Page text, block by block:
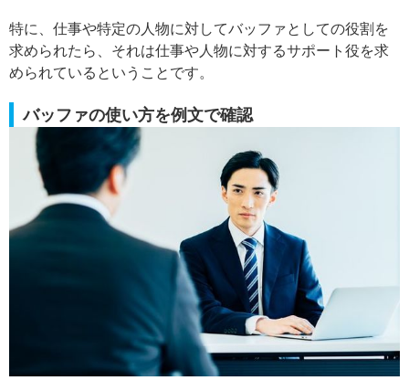
特に、仕事や特定の人物に対してバッファとしての役割を
求められたら、それは仕事や人物に対するサポート役を求
められているということです。
バッファの使い方を例文で確認